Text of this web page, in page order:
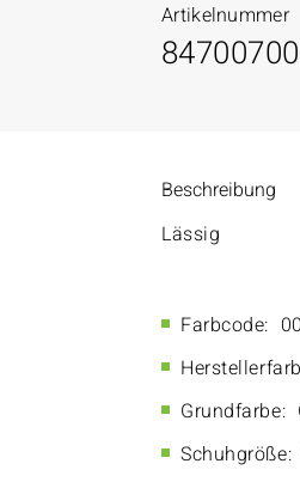
Artikelnummer
Beschreibung
Lässig
Farbcode:
Grundfarbe:
Schuhgröße: